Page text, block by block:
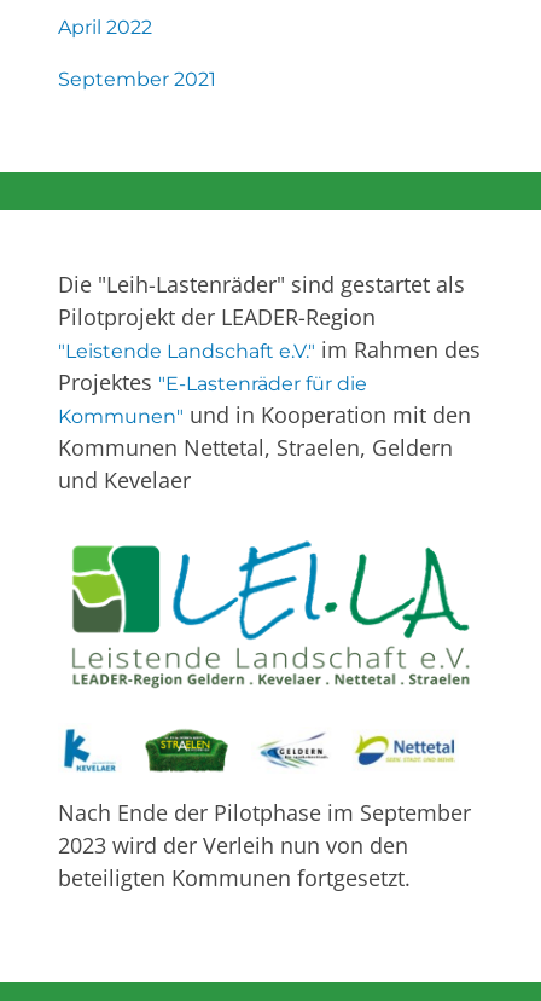
April 2022
September 2021
Die "Leih-Lastenräder" sind gestartet als
Pilotprojekt der LEADER-Region
"Leistende Landschaft e.V." im Rahmen des
Projektes "E-Lastenräder für die
Kommunen" und in Kooperation mit den
Kommunen Nettetal, Straelen, Geldern
und Kevelaer
Nach Ende der Pilotphase im September
2023 wird der Verleih nun von den
beteiligten Kommunen fortgesetzt.